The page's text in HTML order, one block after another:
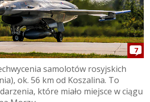
7
samolotów rosyjskich
ok. 56 km od Koszalina. To
które miało miejsce w ciągu